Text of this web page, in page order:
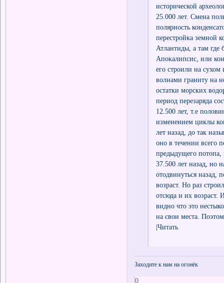
исторической
25.000 лет. Смена
полярность
перестройка земной
Атлантиды, а там где
Апокалипсис, или
его строили на
волнами граниту на
остатки морских
период перезаряда
12.500 лет, т.е
изменением циклы
лет назад, до так
оно в течении всего
предыдущего потопа,
37.500 лет назад, но
отодвинуться назад,
возраст. Но раз
отсюда и их
видно что это
на свои места.
|Читать
Заходите к нам на огонёк
0